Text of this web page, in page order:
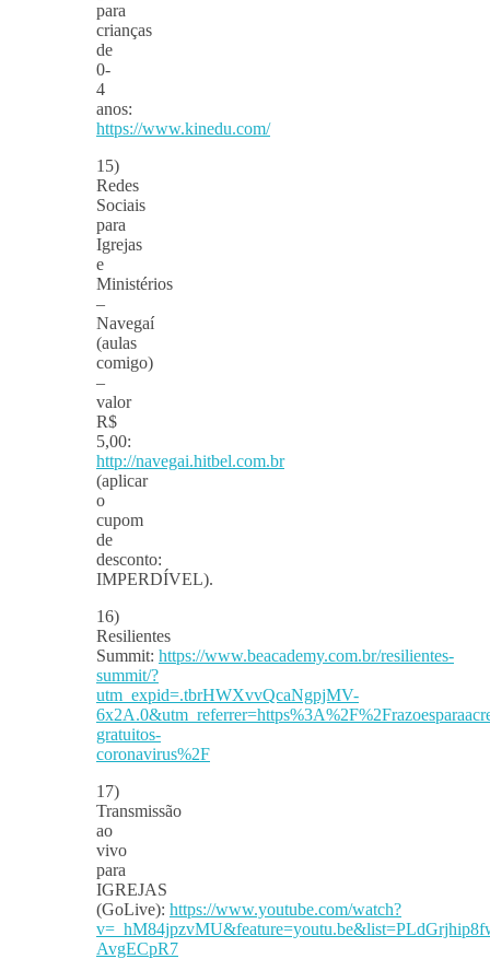
para
crianças
de
0-
4
anos:
https://www.kinedu.com/
15)
Redes
Sociais
para
Igrejas
e
Ministérios
–
Navegaí
(aulas
comigo)
–
valor
R$
5,00:
http://navegai.hitbel.com.br
(aplicar
o
cupom
de
desconto:
IMPERDÍVEL).
16)
Resilientes
Summit: https://www.beacademy.com.br/resilientes-
summit/?
utm_expid=.tbrHWXvvQcaNgpjMV-
gratuitos-
coronavirus%2F
17)
Transmissão
ao
vivo
para
IGREJAS
(GoLive): https://www.youtube.com/watch?
AvgECpR7